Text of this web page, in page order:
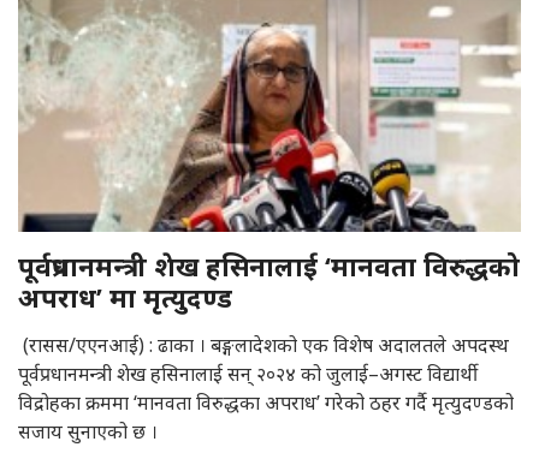
पूर्वप्रधानमन्त्री शेख हसिनालाई ‘मानवता विरुद्धको
अपराध’ मा मृत्युदण्ड
(रासस/एएनआई) : ढाका । बङ्गलादेशको एक विशेष अदालतले अपदस्थ
पूर्वप्रधानमन्त्री शेख हसिनालाई सन् २०२४ को जुलाई–अगस्ट विद्यार्थी
विद्रोहका क्रममा ‘मानवता विरुद्धका अपराध’ गरेको ठहर गर्दै मृत्युदण्डको
सजाय सुनाएको छ ।